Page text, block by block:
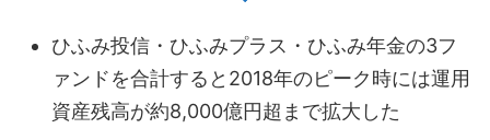
ひふみ投信・ひふみプラス・ひふみ年金の3フ
ァンドを合計すると2018年のピーク時には運用
資産残高が約8,000億円超まで拡大した